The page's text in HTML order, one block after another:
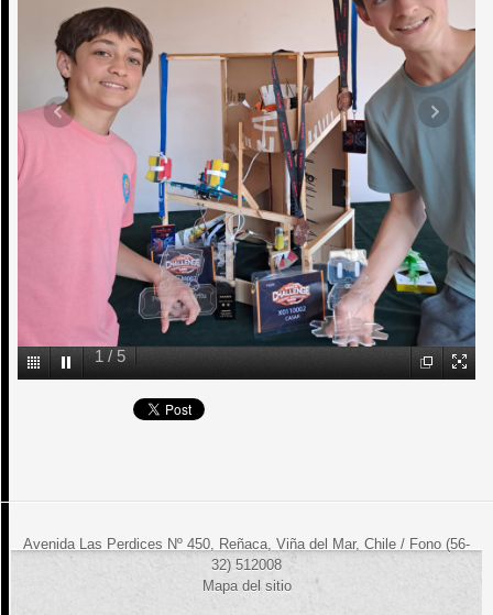
1 / 5
Avenida Las Perdices Nº 450, Reñaca, Viña del Mar, Chile / Fono (56-
32) 512008
Mapa del sitio